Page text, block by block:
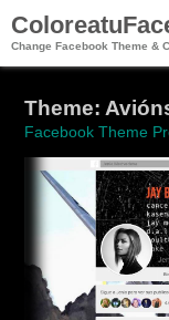
Change Facebook Theme &
Theme:
Facebook Theme